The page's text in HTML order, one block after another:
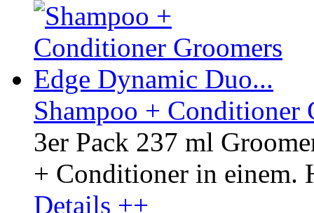
Shampoo + Conditioner
3er Pack 237 ml
+ Conditioner in einem.
Details ++